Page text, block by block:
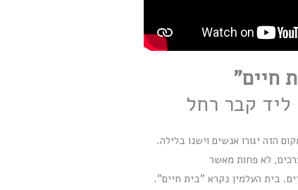
חיים"
ליד קבר רחל
הזה יגורו אנשים וישנו בלילה.
לא פחות מאשר
בית העלמין נקרא "בית חיים".